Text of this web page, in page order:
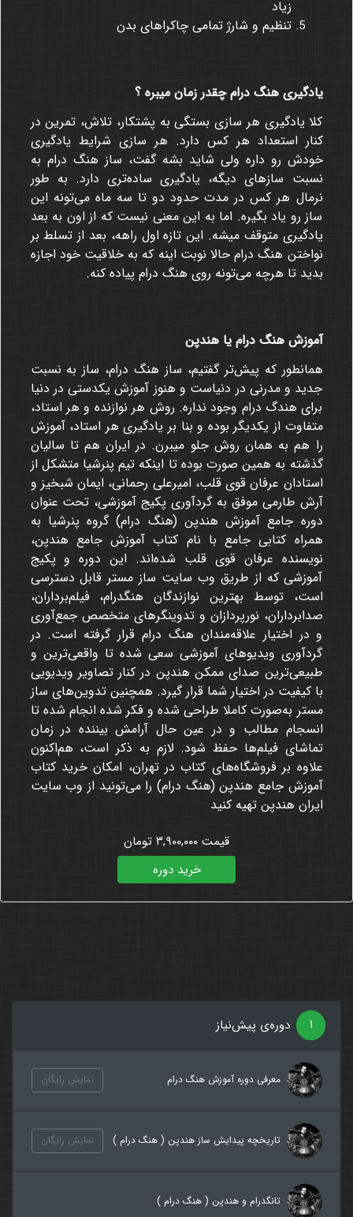
زیاد
تنظیم و شارژ تمامی چاکراهای بدن
یادگیری هنگ درام چقدر زمان میبره ؟
کلا یادگیری هر سازی بستگی به پشتکار، تلاش، تمرین در
کنار استعداد هر کس دارد. هر سازی شرایط یادگیری
خودش رو داره ولی شاید بشه گفت، ساز هنگ درام به
نسبت سازهای دیگه، یادگیری ساده‌تری دارد. به طور
نرمال هر کس در مدت حدود دو تا سه ماه می‌تونه این
ساز رو یاد بگیره. اما به این معنی نیست که از اون به بعد
یادگیری متوقف میشه. این تازه اول راهه، بعد از تسلط بر
نواختن هنگ درام حالا نوبت اینه که به خلاقیت خود اجازه
بدید تا هرچه می‌تونه روی هنگ درام پیاده کنه.
آموزش هنگ درام یا هندپن
همانطور که پیش‌تر گفتیم، ساز هنگ درام، ساز به نسبت
جدید و مدرنی در دنیاست و هنوز آموزش یکدستی در دنیا
برای هندگ درام وجود نداره. روش هر نوازنده و هر استاد،
متفاوت از یکدیگر بوده و بنا بر یادگیری هر استاد، آموزش
را هم به همان روش جلو میبرن. در ایران هم تا سالیان
گذشته به همین صورت بوده تا اینکه تیم پنرشیا متشکل از
استادان عرفان قوی قلب، امیرعلی رحمانی، ایمان شبخیز و
آرش طارمی موفق به گردآوری پکیج آموزشی، تحت عنوان
دوره جامع آموزش هندپن (هنگ درام) گروه پنرشیا به
همراه کتابی جامع با نام کتاب آموزش جامع هندپن،
نویسنده عرفان قوی قلب شده‌اند. این دوره و پکیج
آموزشی که از طریق وب سایت ساز مستر قابل دسترسی
است، توسط بهترین نوازندگان هنگدرام، فیلم‌برداران،
صدابرداران، نورپردازان و تدوینگرهای متخصص جمع‌آوری
و در اختیار علاقه‌مندان هنگ درام قرار گرفته است. در
گردآوری ویدیوهای آموزشی سعی شده تا واقعی‌ترین و
طبیعی‌ترین صدای ممکن هندپن در کنار تصاویر ویدیویی
با کیفیت در اختیار شما قرار گیرد. همچنین تدوین‌های ساز
مستر به‌صورت کاملا طراحی شده و فکر شده انجام شده تا
انسجام مطالب و در عین حال آرامش بیننده در زمان
تماشای فیلم‌ها حفظ شود. لازم به ذکر است، هم‌اکنون
علاوه بر فروشگاه‌های کتاب در تهران، امکان خرید کتاب
آموزش جامع هندپن (هنگ درام) را می‌تونید از وب سایت
ایران هندپن تهیه کنید
قیمت ۳,۹۰۰,۰۰۰ تومان
خرید دوره
۱ دوره‌ی پیش‌نیاز
معرفی دوره آموزش هنگ درام نمایش رایگان
تاریخچه پیدایش ساز هندپن ( هنگ درام ) نمایش رایگان
تانگدرام و هندپن ( هنگ درام )